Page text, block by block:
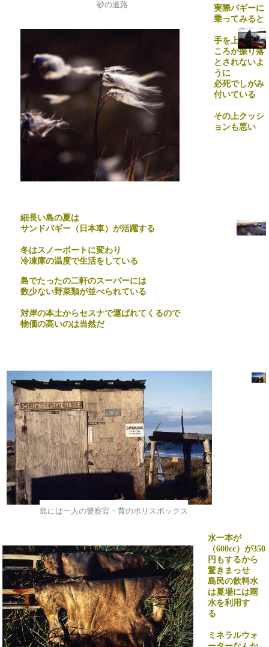
島には一人の警察官・昔のポリスボックス
砂の道路
水一本が
（600cc）が350
円もするから
驚きまっせ
島民の飲料水
は夏場には雨
水を利用す
る
ミネラルウォ
細長い島の夏は
サンドバギー（日本車）が活躍する
冬はスノーボートに変わり
冷凍庫の温度で生活をしている
島でたったの二軒のスーパーには
数少ない野菜類が並べられている
対岸の本土からセスナで運ばれてくるので
物価の高いのは当然だ
実際バギーに
乗ってみると
手を上げるど
ころか振り落
とされないよ
うに
必死でしがみ
付いている
その上クッシ
ョンも悪い